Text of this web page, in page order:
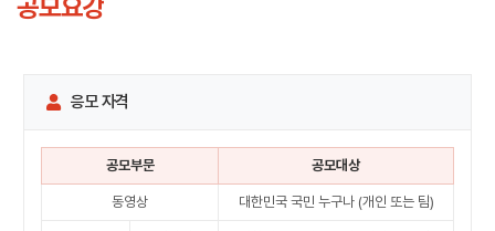
공모요강
응모 자격
공모부문 공모대상
동영상 대한민국 국민 누구나 (개인 또는 팀)